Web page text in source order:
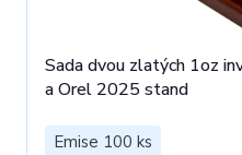
Sada dvou zlatých 1oz
a Orel 2025 stand
Emise 100 ks